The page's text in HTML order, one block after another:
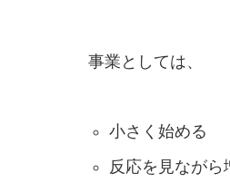
事業としては、
小さく始める
反応を見ながら